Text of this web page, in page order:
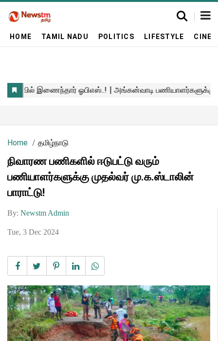
HOME TAMIL NADU POLITICS LIFESTYLE
Home தமிழ்நாடு
நிவாரண பணிகளில் ஈடுபட்டு வரும்
பணியாளர்களுக்கு முதல்வர் மு.க.ஸ்டாலின்
பாராட்டு!
By: Newstm Admin
Tue, 3 Dec 2024